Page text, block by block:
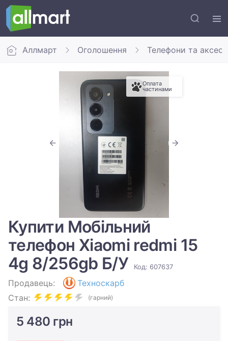
Аллмарт Оголошення Телефони та
Оплата
частинами
Купити Мобільний
телефон Xiaomi redmi 15
4g 8/256gb Б/У
Код: 607637
Продавець:
Техноскарб
Стан:
(гарний)
5 480 грн